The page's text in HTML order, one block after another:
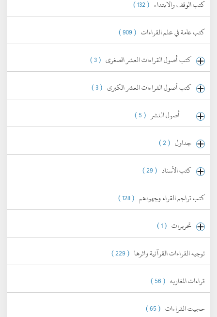
كتب الوقف والابتداء ( 132 )
كتب عامة في علم القراءات ( 909 )
كتب أصول القراءات العشر الصغرى ( 3 )
كتب أصول القراءات العشر الكبرى ( 3 )
أصول النشر ( 5 )
جداول ( 2 )
كتب الأسناد ( 29 )
كتب تراجم القراء وجهودهم ( 128 )
تحريرات ( 1 )
توجيه القراءات القرآنية واثرها ( 229 )
قراءات المغاربه ( 56 )
حجيت القراءات ( 65 )